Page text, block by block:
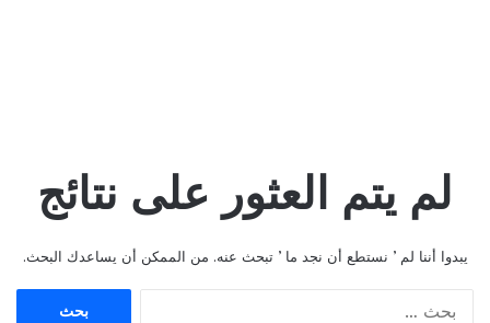
لم يتم العثور على نتائج
يبدوا أننا لم ’ نستطع أن نجد ما ’ تبحث عنه. من الممكن أن يساعدك البحث.